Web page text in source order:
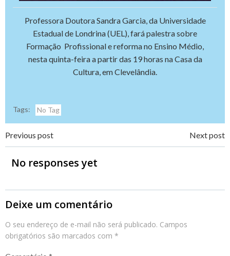
Professora Doutora Sandra Garcia, da Universidade
Estadual de Londrina (UEL), fará palestra sobre
Formação Profissional e reforma no Ensino Médio,
nesta quinta-feira a partir das 19 horas na Casa da
Cultura, em Clevelândia.
Tags: No Tag
Navegação
de
Post
Previous post
Navegação
Post
Next post
No responses yet
Deixe um comentário
O seu endereço de e-mail não será publicado. Campos
obrigatórios são marcados com *